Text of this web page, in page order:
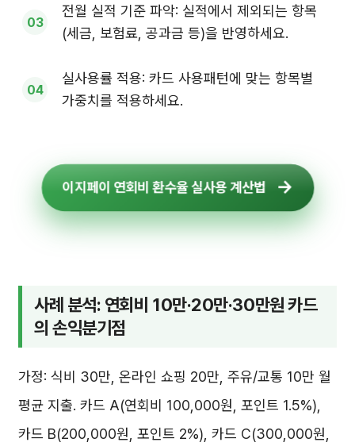
전월 실적 기준 파악: 실적에서 제외되는 항목
(세금, 보험료, 공과금 등)을 반영하세요.
실사용률 적용: 카드 사용패턴에 맞는 항목별
가중치를 적용하세요.
이지페이 연회비 환수율 실사용 계산법
사례 분석: 연회비 10만·20만·30만원 카드
의 손익분기점
가정: 식비 30만, 온라인 쇼핑 20만, 주유/교통 10만 월
평균 지출. 카드 A(연회비 100,000원, 포인트 1.5%),
카드 B(200,000원, 포인트 2%), 카드 C(300,000원,